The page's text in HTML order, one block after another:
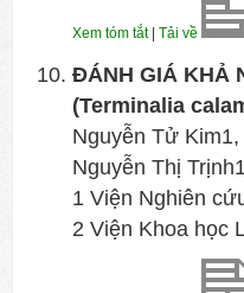
Xem tóm tắt| Tải về
ĐÁNH GIÁ KHẢ
(Terminalia
Nguyễn Tử
Nguyễn Thị
1 Viện Nghiên
2 Viện Khoa học